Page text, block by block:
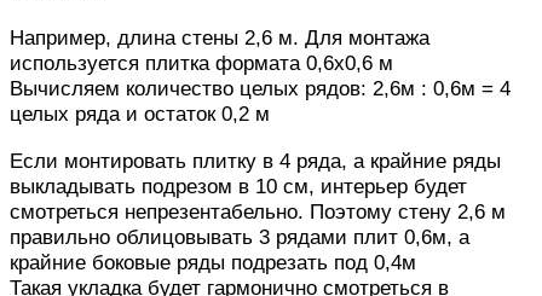
Например, длина стены 2,6 м. Для монтажа
используется плитка формата 0,6х0,6 м
Вычисляем количество целых рядов: 2,6м : 0,6м = 4
целых ряда и остаток 0,2 м
Если монтировать плитку в 4 ряда, а крайние ряды
выкладывать подрезом в 10 см, интерьер будет
смотреться непрезентабельно. Поэтому стену 2,6 м
правильно облицовывать 3 рядами плит 0,6м, а
крайние боковые ряды подрезать под 0,4м
Такая укладка будет гармонично смотреться в